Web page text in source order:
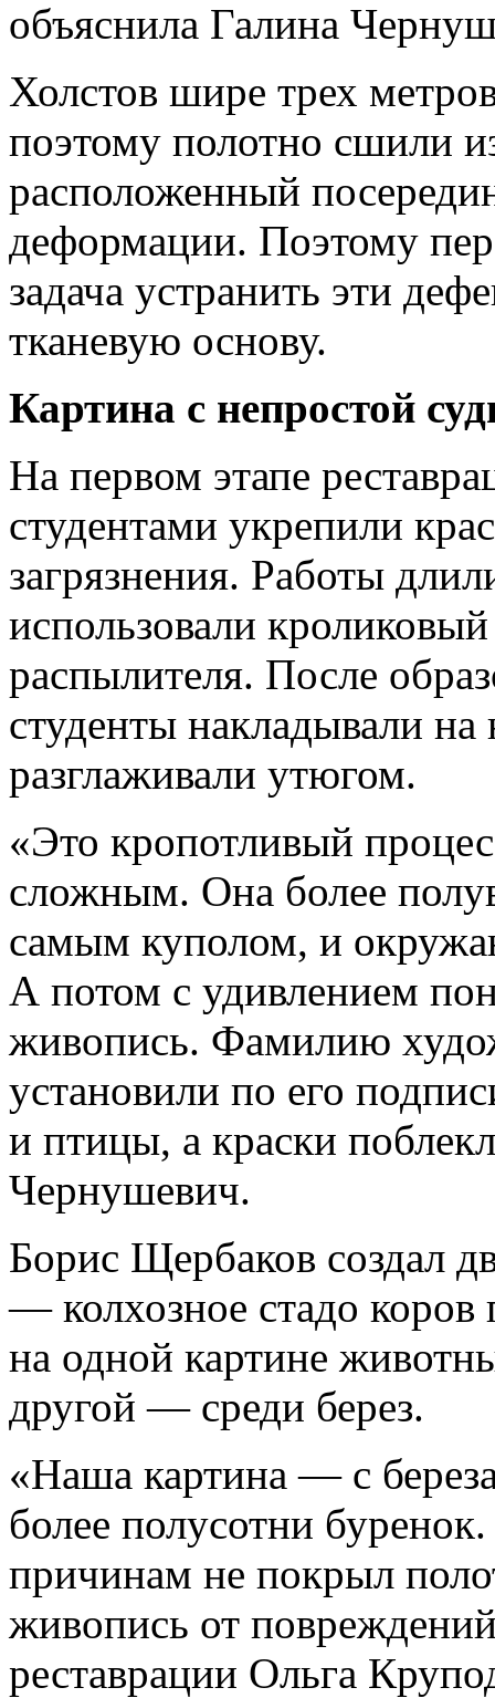
объяснила Галина
Холстов шире трех
поэтому полотно сшили
расположенный
деформации. Поэтому
задача устранить эти
тканевую основу.
Картина с непростой
На первом этапе
студентами укрепили
загрязнения. Работы
использовали
распылителя. После
студенты накладывали
разглаживали утюгом.
«Это кропотливый
сложным. Она более
самым куполом, и
А потом с удивлением
живопись. Фамилию
установили по его
и птицы, а краски
Чернушевич.
Борис Щербаков создал
— колхозное стадо коров
на одной картине
другой — среди берез.
«Наша картина — с
более полусотни
причинам не покрыл
живопись от
реставрации Ольга